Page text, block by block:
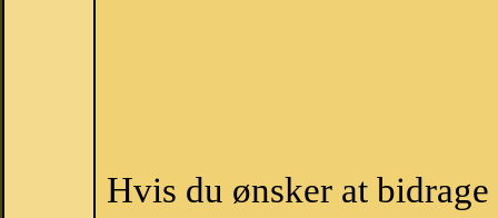
Hvis du ønsker at